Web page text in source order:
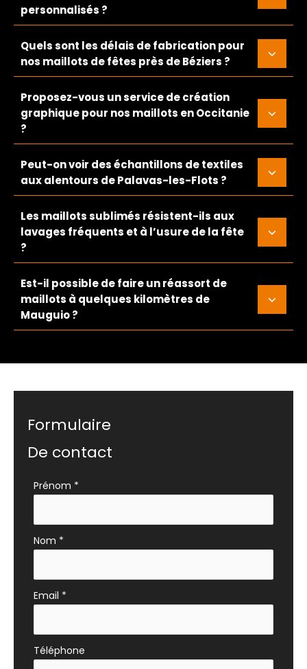
personnalisés ?
Quels sont les délais de fabrication pour
nos maillots de fêtes près de Béziers ?
Proposez-vous un service de création
graphique pour nos maillots en Occitanie
?
Peut-on voir des échantillons de textiles
aux alentours de Palavas-les-Flots ?
Les maillots sublimés résistent-ils aux
lavages fréquents et à l’usure de la fête
?
Est-il possible de faire un réassort de
maillots à quelques kilomètres de
Mauguio ?
Formulaire
De contact
Formulaire
téléphone
Prénom *
Nom *
Email *
Téléphone